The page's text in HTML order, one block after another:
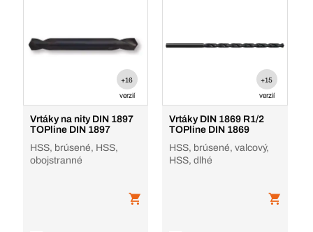
+16
verzií
Vrtáky na nity DIN 1897
TOPline DIN 1897
HSS, brúsené, HSS,
obojstranné
+15
verzií
Vrtáky DIN 1869 R1/2
TOPline DIN 1869
HSS, brúsené, valcový,
HSS, dlhé